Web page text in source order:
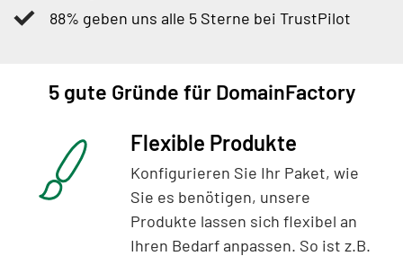
88% geben uns alle 5 Sterne bei TrustPilot
5 gute Gründe für DomainFactory
Flexible Produkte
Konfigurieren Sie Ihr Paket, wie
Sie es benötigen, unsere
Produkte lassen sich flexibel an
Ihren Bedarf anpassen. So ist z.B.